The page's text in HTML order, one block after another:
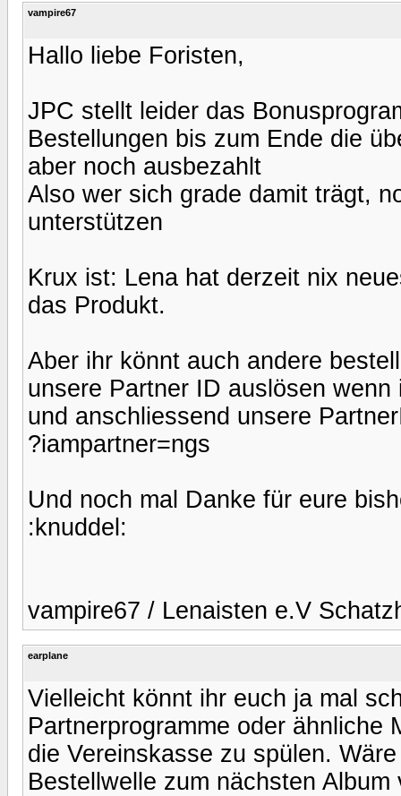
vampire67
Hallo liebe Foristen,
JPC stellt leider das
Bestellungen bis zum Ende die
aber noch ausbezahlt
Also wer sich grade damit trägt,
unterstützen
Krux ist: Lena hat derzeit nix
das Produkt.
Aber ihr könnt auch andere
unsere Partner ID auslösen
und anschliessend unsere
?iampartner=ngs
Und noch mal Danke für eure
:knuddel:
vampire67 / Lenaisten e.V
earplane
Vielleicht könnt ihr euch ja mal
Partnerprogramme oder ähnliche
die Vereinskasse zu spülen.
Bestellwelle zum nächsten